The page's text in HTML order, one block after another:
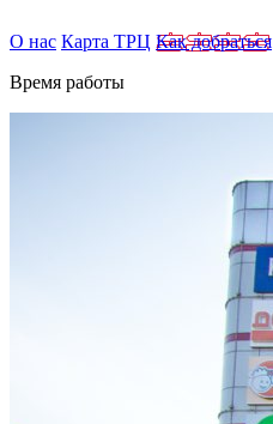
О нас Карта ТРЦ Как добраться
Время работы